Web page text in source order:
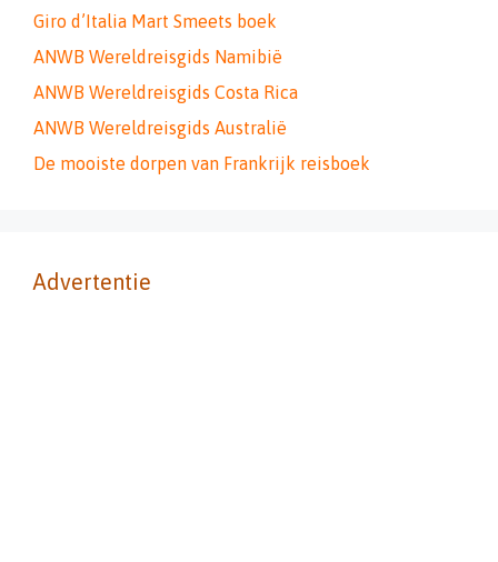
Giro d’Italia Mart Smeets boek
ANWB Wereldreisgids Namibië
ANWB Wereldreisgids Costa Rica
ANWB Wereldreisgids Australië
De mooiste dorpen van Frankrijk reisboek
Advertentie